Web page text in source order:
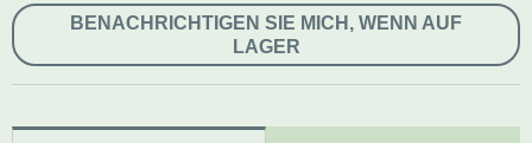
BENACHRICHTIGEN SIE MICH, WENN AUF
LAGER